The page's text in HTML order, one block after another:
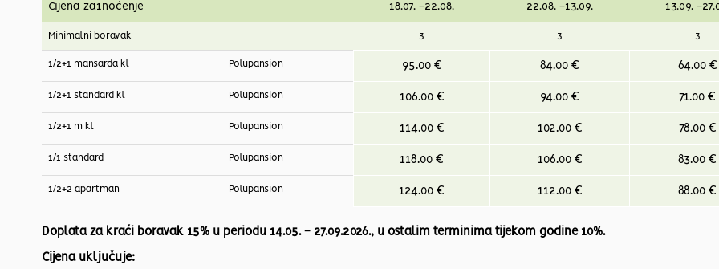
Cijena za1noćenje 18.07. -22.08. 22.08. -13.09. 13.09. -
Minimalni boravak 3 3 3
1/2+1 mansarda kl Polupansion 95.00 € 84.00 € 64.00 €
1/2+1 standard kl Polupansion 106.00 € 94.00 € 71.00 €
1/2+1 m kl Polupansion 114.00 € 102.00 € 78.00 €
1/1 standard Polupansion 118.00 € 106.00 € 83.00 €
1/2+2 apartman Polupansion 124.00 € 112.00 € 88.00 €
Doplata za kraći boravak 15% u periodu 14.05. - 27.09.2026., u ostalim terminima tijekom godine 10%.
Cijena uključuje: